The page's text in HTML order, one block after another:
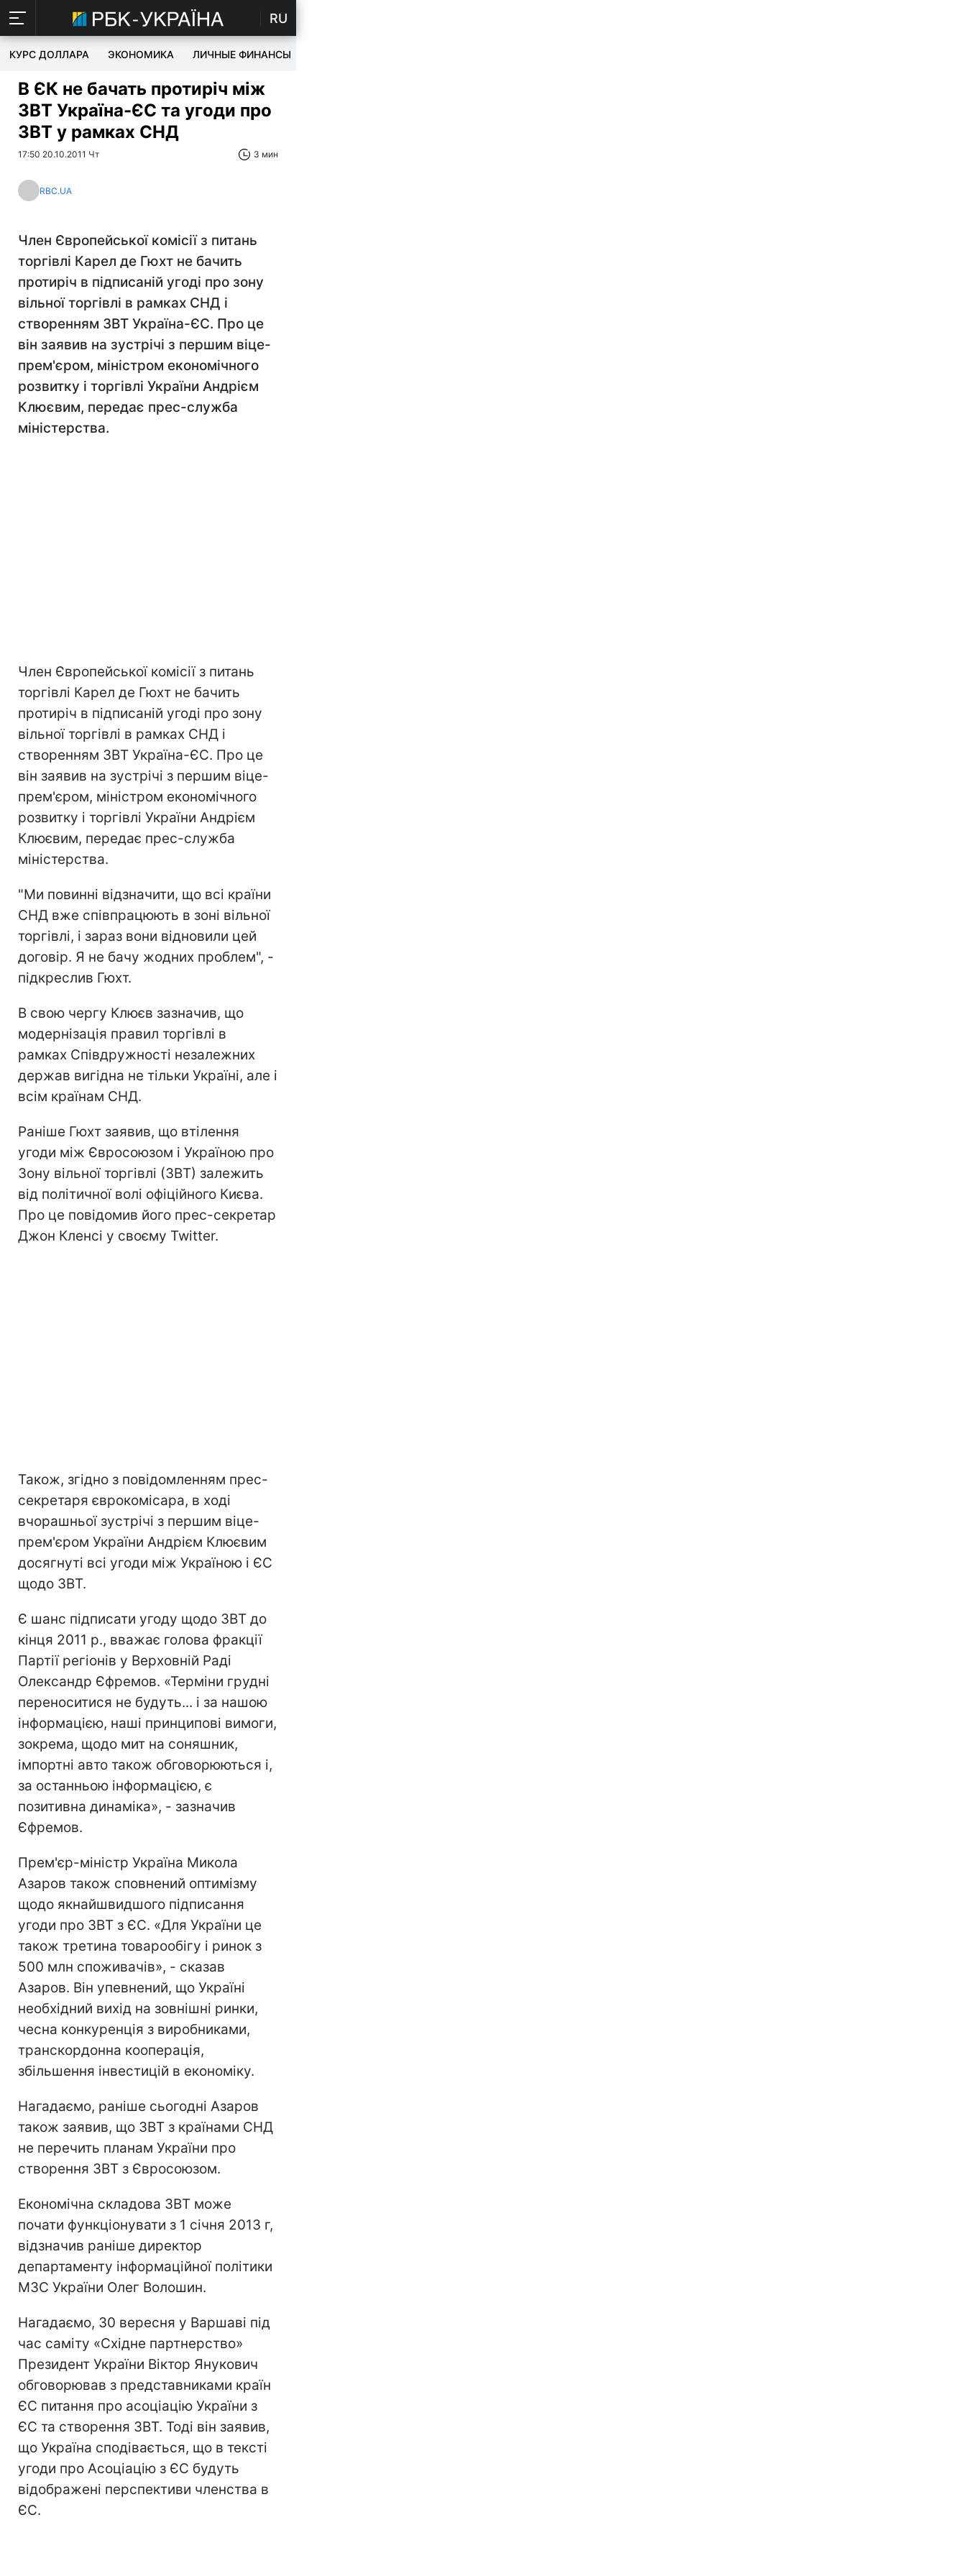
RU
КУРС ДОЛЛАРА ЭКОНОМИКА ЛИЧНЫЕ ФИНАНСЫ
В ЄК не бачать протиріч між
ЗВТ Україна-ЄС та угоди про
ЗВТ у рамках СНД
17:50 20.10.2011 Чт 3 мин
RBC.UA
Член Європейської комісії з питань
торгівлі Карел де Гюхт не бачить
протиріч в підписаній угоді про зону
вільної торгівлі в рамках СНД і
створенням ЗВТ Україна-ЄС. Про це
він заявив на зустрічі з першим віце-
прем'єром, міністром економічного
розвитку і торгівлі України Андрієм
Клюєвим, передає прес-служба
міністерства.
Член Європейської комісії з питань
торгівлі Карел де Гюхт не бачить
протиріч в підписаній угоді про зону
вільної торгівлі в рамках СНД і
створенням ЗВТ Україна-ЄС. Про це
він заявив на зустрічі з першим віце-
прем'єром, міністром економічного
розвитку і торгівлі України Андрієм
Клюєвим, передає прес-служба
міністерства.
"Ми повинні відзначити, що всі країни
СНД вже співпрацюють в зоні вільної
торгівлі, і зараз вони відновили цей
договір. Я не бачу жодних проблем", -
підкреслив Гюхт.
В свою чергу Клюєв зазначив, що
модернізація правил торгівлі в
рамках Співдружності незалежних
держав вигідна не тільки Україні, але і
всім країнам СНД.
Раніше Гюхт заявив, що втілення
угоди між Євросоюзом і Україною про
Зону вільної торгівлі (ЗВТ) залежить
від політичної волі офіційного Києва.
Про це повідомив його прес-секретар
Джон Кленсі у своєму Twitter.
Також, згідно з повідомленням прес-
секретаря єврокомісара, в ході
вчорашньої зустрічі з першим віце-
прем'єром України Андрієм Клюєвим
досягнуті всі угоди між Україною і ЄС
щодо ЗВТ.
Є шанс підписати угоду щодо ЗВТ до
кінця 2011 р., вважає голова фракції
Партії регіонів у Верховній Раді
Олександр Єфремов. «Терміни грудні
переноситися не будуть... і за нашою
інформацією, наші принципові вимоги,
зокрема, щодо мит на соняшник,
імпортні авто також обговорюються і,
за останньою інформацією, є
позитивна динаміка», - зазначив
Єфремов.
Прем'єр-міністр Україна Микола
Азаров також сповнений оптимізму
щодо якнайшвидшого підписання
угоди про ЗВТ з ЄС. «Для України це
також третина товарообігу і ринок з
500 млн споживачів», - сказав
Азаров. Він упевнений, що Україні
необхідний вихід на зовнішні ринки,
чесна конкуренція з виробниками,
транскордонна кооперація,
збільшення інвестицій в економіку.
Нагадаємо, раніше сьогодні Азаров
також заявив, що ЗВТ з країнами СНД
не перечить планам України про
створення ЗВТ з Євросоюзом.
Економічна складова ЗВТ може
почати функціонувати з 1 січня 2013 г,
відзначив раніше директор
департаменту інформаційної політики
МЗС України Олег Волошин.
Нагадаємо, 30 вересня у Варшаві під
час саміту «Східне партнерство»
Президент України Віктор Янукович
обговорював з представниками країн
ЄС питання про асоціацію України з
ЄС та створення ЗВТ. Тоді він заявив,
що Україна сподівається, що в тексті
угоди про Асоціацію з ЄС будуть
відображені перспективи членства в
ЄС.